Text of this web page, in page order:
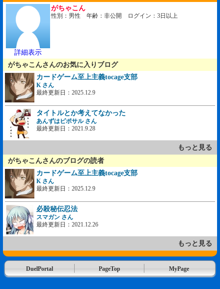
詳細表示
がちゃこん
性別：男性 年齢：非公開 ログイン：3日以上
がちゃこんさんのお気に入りブログ
カードゲーム至上主義tocage支部
K さん
最終更新日：2025.12.9
タイトルとか考えてなかった
あんずはピポサル さん
最終更新日：2021.9.28
もっと見る
がちゃこんさんのブログの読者
カードゲーム至上主義tocage支部
K さん
最終更新日：2025.12.9
必殺秘伝忍法
スマガン さん
最終更新日：2021.12.26
もっと見る
DuelPortal PageTop MyPage